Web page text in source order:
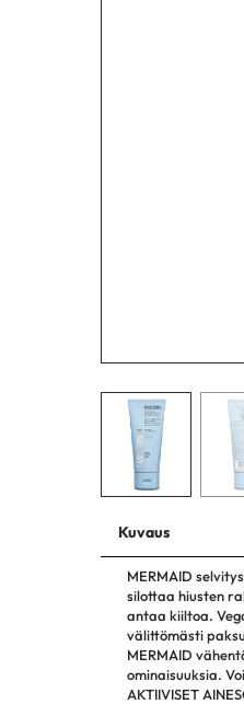
Kuvaus
MERMAID
silottaa hiusten
antaa kiiltoa.
välittömästi
MERMAID
ominaisuuksia.
AKTIIVISET